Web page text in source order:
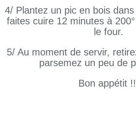
4/ Plantez un pic en bois
faites cuire 12 minutes à
le four.
5/ Au moment de servir,
parsemez un peu de
Bon appétit